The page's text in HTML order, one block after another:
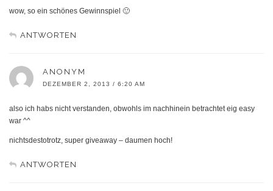
wow, so ein schönes Gewinnspiel 🙂
ANTWORTEN
ANONYM
DEZEMBER 2, 2013 / 6:20 AM
also ich habs nicht verstanden, obwohls im nachhinein betrachtet eig easy
war ^^
nichtsdestotrotz, super giveaway – daumen hoch!
ANTWORTEN